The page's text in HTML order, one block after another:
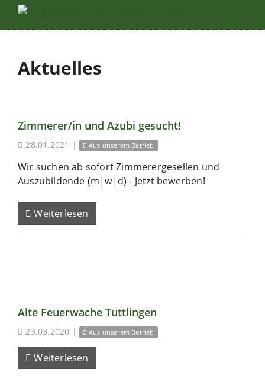
Aktuelles
Zimmerer/in und Azubi gesucht!
28.01.2021 | Aus unserem Betrieb
Wir suchen ab sofort Zimmerergesellen und
Auszubildende (m|w|d) - Jetzt bewerben!
Weiterlesen
Alte Feuerwache Tuttlingen
23.03.2020 | Aus unserem Betrieb
Weiterlesen